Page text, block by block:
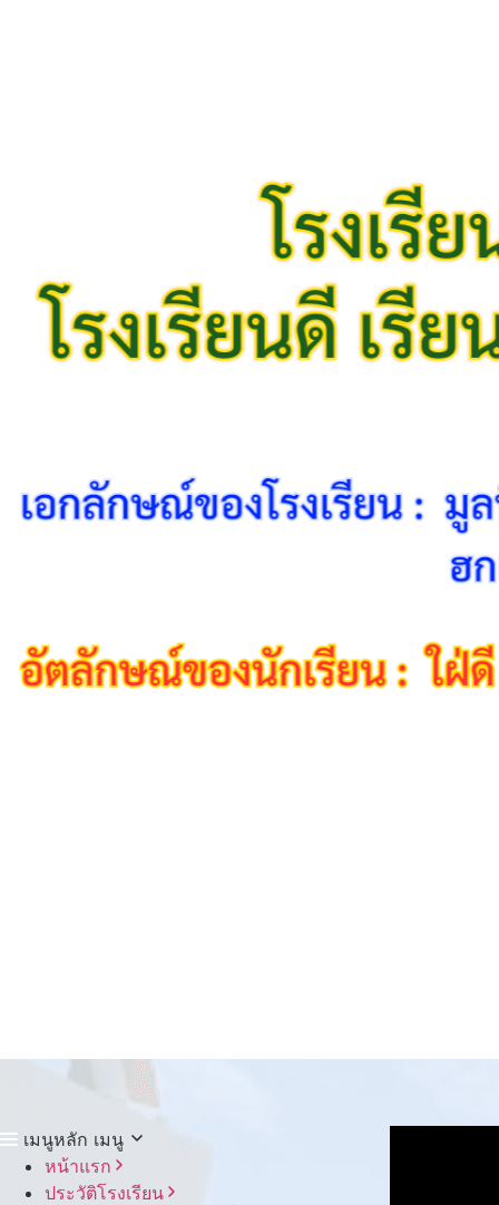
เมนูหลัก เมนู
หน้าแรก
ประวัติโรงเรียน